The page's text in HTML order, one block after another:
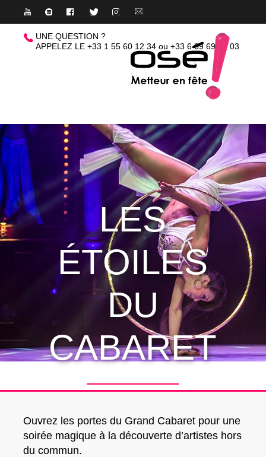
UNE QUESTION ?
APPELEZ LE +33 1 55 60 12 34 ou +33 6 09 69 44 03
QUI SOMMES-NOUS
ANIMATIONS
DÉCOR &
CONTACT
LES
ÉTOILES
DU
CABARET
Ouvrez les portes du Grand Cabaretpour une
soirée magique à la découverte d’artistes hors
du commun.